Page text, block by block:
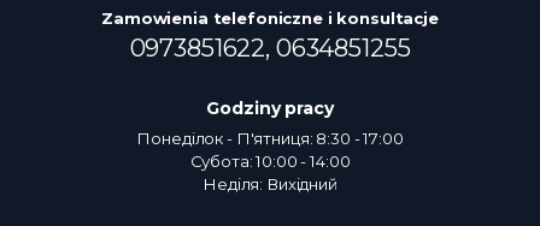
Zamowienia telefoniczne i konsultacje
0973851622, 0634851255
Godziny pracy
Понеділок - П'ятниця: 8:30 - 17:00
Субота: 10:00 - 14:00
Неділя: Вихідний